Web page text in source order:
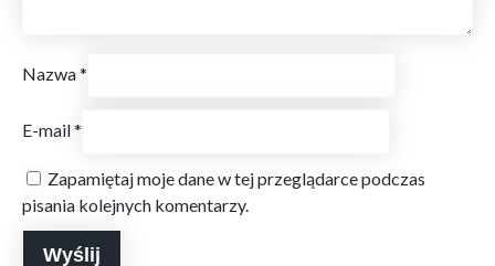
Nazwa*
E-mail*
Zapamiętaj moje dane w tej przeglądarce podczas
pisania kolejnych komentarzy.